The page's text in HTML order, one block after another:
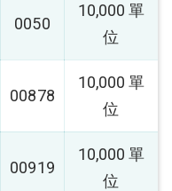
0050
10,000 單
位
00878
10,000 單
位
00919
10,000 單
位